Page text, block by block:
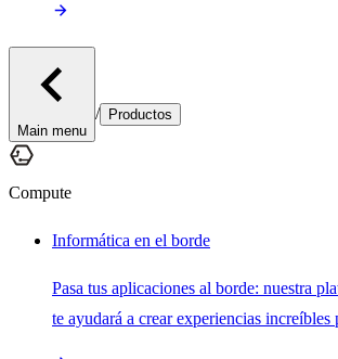
Main menu
/ Productos
Compute
Informática en el borde
Pasa tus aplicaciones al borde: nuestra
te ayudará a crear experiencias increíbles